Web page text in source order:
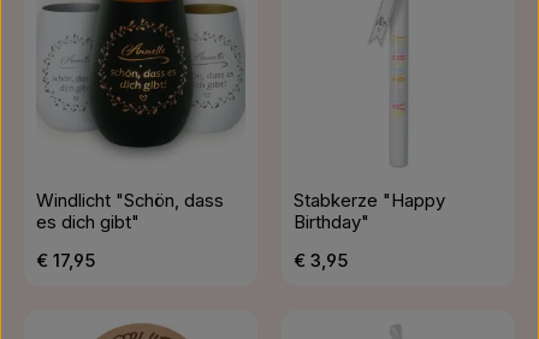
Windlicht "Schön, dass
es dich gibt"
Regulärer Preis:
€ 17,95
Stabkerze "Happy
Birthday"
Regulärer Preis:
€ 3,95